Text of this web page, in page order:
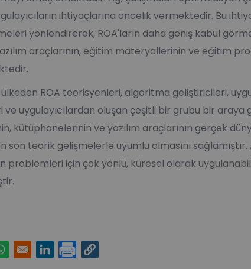
ihtiyaçlarına öncelik vermektedir. Bu
yönlendirerek, ROA'ların daha geniş kabul
araçlarının, eğitim materyallerinin ve eğitim
ROA teorisyenleri, algoritma geliştiricileri,
ve uygulayıcılardan oluşan çeşitli bir grubu bir araya
kütüphanelerinin ve yazılım araçlarının gerçek
son teorik gelişmelerle uyumlu olmasını
problemleri için çok yönlü, küresel olarak
new window
in a new window
in a new window
Opens in a new window